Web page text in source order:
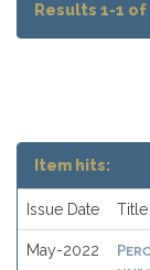
Results 1-1
Item hits:
Issue Date Title
May-2022